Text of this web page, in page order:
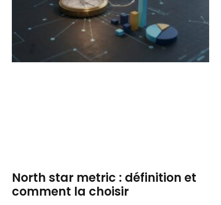
North star metric : définition et
comment la choisir